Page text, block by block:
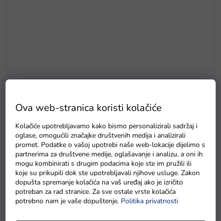
Ova web-stranica koristi kolačiće
Kolačiće upotrebljavamo kako bismo personalizirali sadržaj i
oglase, omogućili značajke društvenih medija i analizirali
promet. Podatke o vašoj upotrebi naše web-lokacije dijelimo s
partnerima za društvene medije, oglašavanje i analizu, a oni ih
mogu kombinirati s drugim podacima koje ste im pružili ili
koje su prikupili dok ste upotrebljavali njihove usluge. Zakon
dopušta spremanje kolačića na vaš uređaj ako je izričito
potreban za rad stranice. Za sve ostale vrste kolačića
potrebno nam je vaše dopuštenje. Politika privatnosti
Avion na daljinsko upravljanje RC 4D G3 bijeli plavi
Na zalihama
Detaljan opis proizvoda
Savršeno dizajniranimodel Shelby Mustang GT500E
dolazi iz serije edukativnih igračaka pokretanih baterijama,